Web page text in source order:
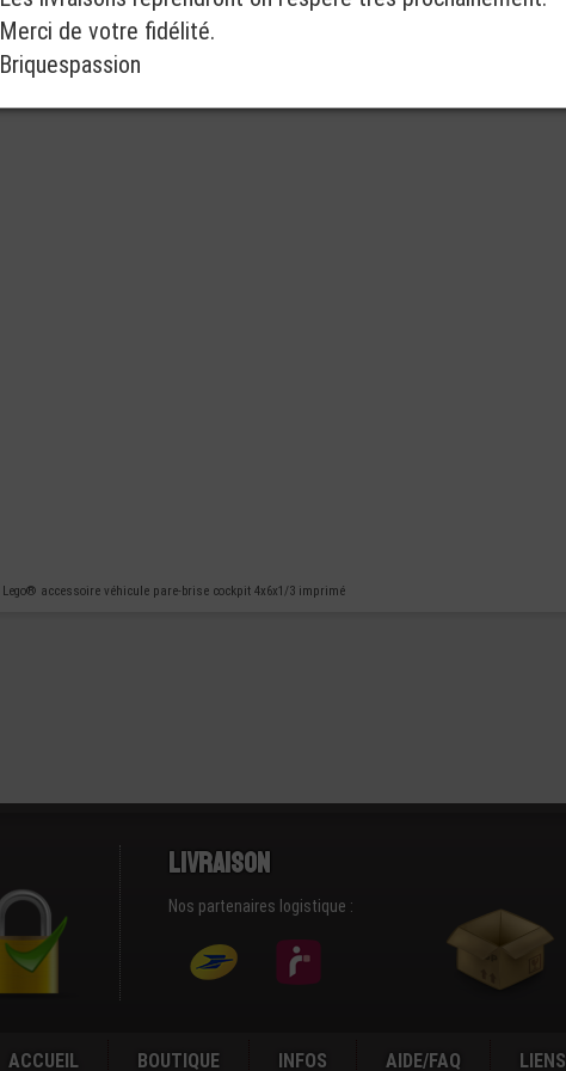
Lego® accessoire véhicule pare-brise cockpit 4x6x1/3 imprimé
Livraison
Nos partenaires logistique :
ACCUEIL BOUTIQUE INFOS AIDE/FAQ LIENS
Merci de votre fidélité.
Briquespassion